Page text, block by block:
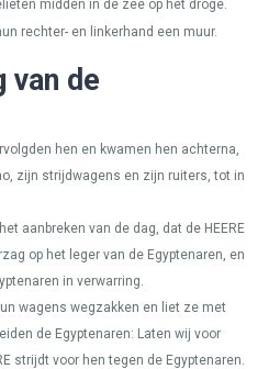
midden in de zee op het droge.
rechter- en linkerhand een muur.
van de
hen en kwamen hen achterna,
zijn strijdwagens en zijn ruiters, tot in
aanbreken van de dag, dat de HEERE
op het leger van de Egyptenaren, en
in verwarring.
wagens wegzakken en liet ze met
de Egyptenaren: Laten wij voor
strijdt voor hen tegen de Egyptenaren.